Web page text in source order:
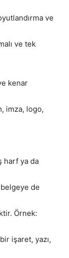
ve
ve tek
kenar
imza, logo,
harf ya da
belgeye de
Örnek:
işaret, yazı,